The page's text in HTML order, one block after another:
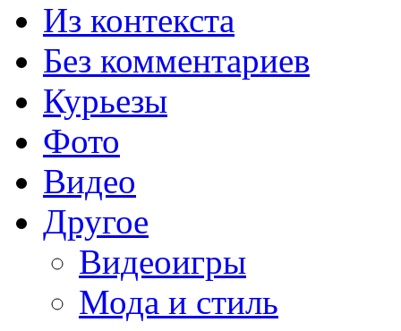
Из контекста
Без комментариев
Курьезы
Фото
Видео
Другое
Видеоигры
Мода и стиль